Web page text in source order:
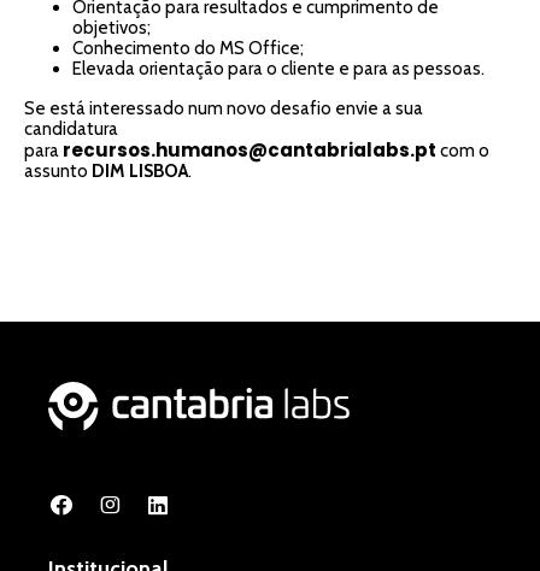
Orientação para resultados e cumprimento de
objetivos;
Conhecimento do MS Office;
Elevada orientação para o cliente e para as pessoas.
Se está interessado num novo desafio envie a sua
candidatura
para recursos.humanos@cantabrialabs.pt com o
assunto DIM LISBOA.